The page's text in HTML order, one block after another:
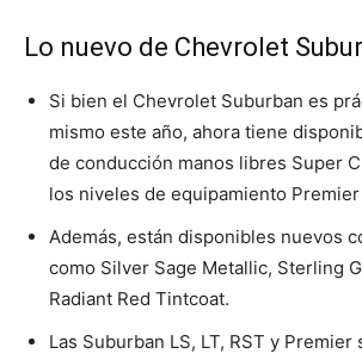
Lo nuevo de Chevrolet
Si bien el Chevrolet Suburban es
mismo este año, ahora tiene
de conducción manos libres Super
los niveles de equipamiento
Además, están disponibles nuevos
como Silver Sage Metallic, Sterling
Radiant Red Tintcoat.
Las Suburban LS, LT, RST y Premier